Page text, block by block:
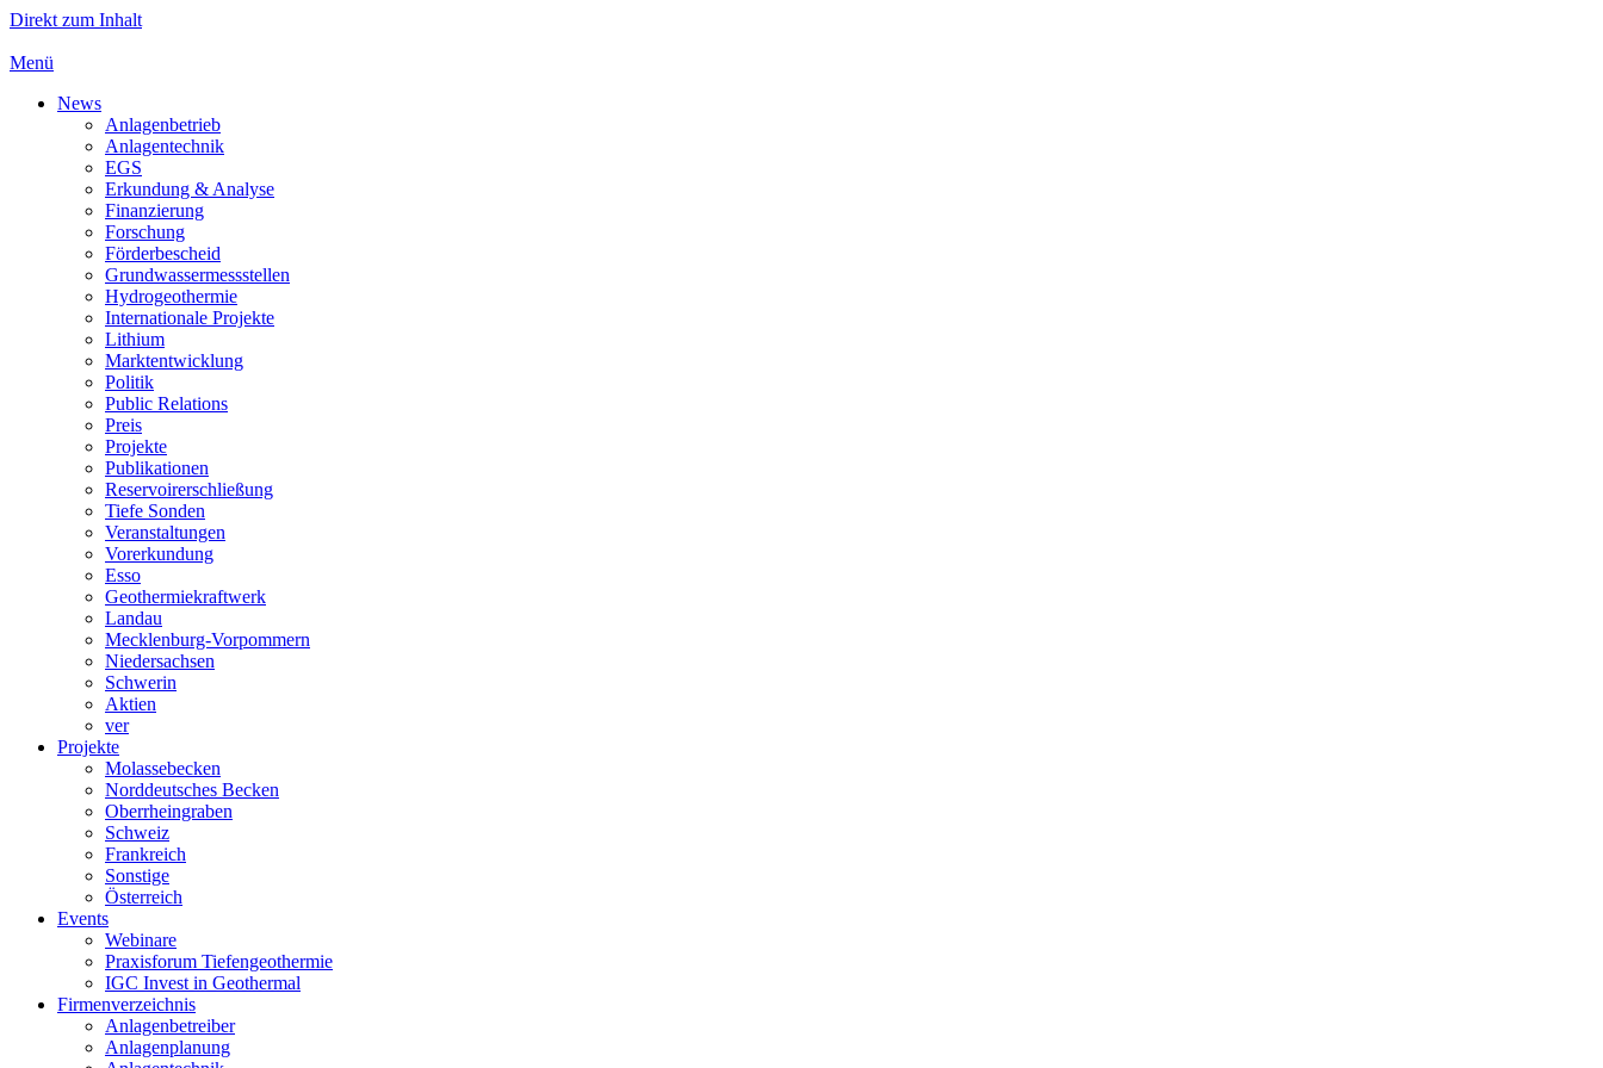
Direkt zum Inhalt
Menü
News
Anlagenbetrieb
Anlagentechnik
EGS
Erkundung & Analyse
Finanzierung
Forschung
Förderbescheid
Grundwassermessstellen
Hydrogeothermie
Internationale Projekte
Lithium
Marktentwicklung
Politik
Public Relations
Preis
Projekte
Publikationen
Reservoirerschließung
Tiefe Sonden
Veranstaltungen
Vorerkundung
Esso
Geothermiekraftwerk
Landau
Mecklenburg-Vorpommern
Niedersachsen
Schwerin
Aktien
ver
Projekte
Molassebecken
Norddeutsches Becken
Oberrheingraben
Schweiz
Frankreich
Sonstige
Österreich
Events
Webinare
Praxisforum Tiefengeothermie
IGC Invest in Geothermal
Firmenverzeichnis
Anlagenbetreiber
Anlagenplanung